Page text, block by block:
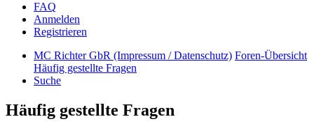
FAQ
Anmelden
Registrieren
MC Richter GbR (Impressum / Datenschutz) Foren-Übersicht
Häufig gestellte Fragen
Suche
Häufig gestellte Fragen